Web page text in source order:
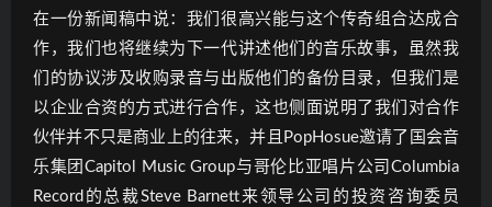
在一份新闻稿中说：我们很高兴能与这个传奇组合达成合
作，我们也将继续为下一代讲述他们的音乐故事，虽然我
们的协议涉及收购录音与出版他们的备份目录，但我们是
以企业合资的方式进行合作，这也侧面说明了我们对合作
伙伴并不只是商业上的往来，并且PopHosue邀请了国会音
乐集团Capitol Music Group与哥伦比亚唱片公司Columbia
Record的总裁Steve Barnett来领导公司的投资咨询委员